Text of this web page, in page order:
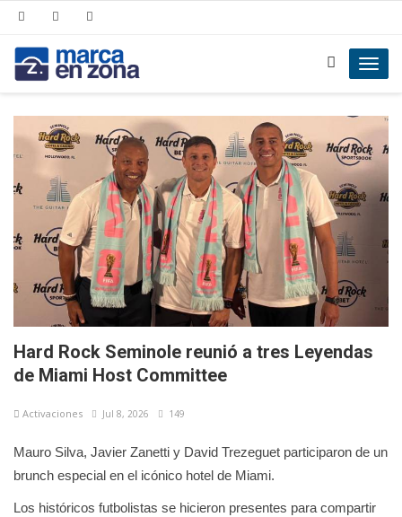
Hard Rock Seminole reunió a tres Leyendas
de Miami Host Committee
Activaciones Jul 8, 2026 149
Mauro Silva, Javier Zanetti y David Trezeguet participaron de un
brunch especial en el icónico hotel de Miami.
Los históricos futbolistas se hicieron presentes para compartir